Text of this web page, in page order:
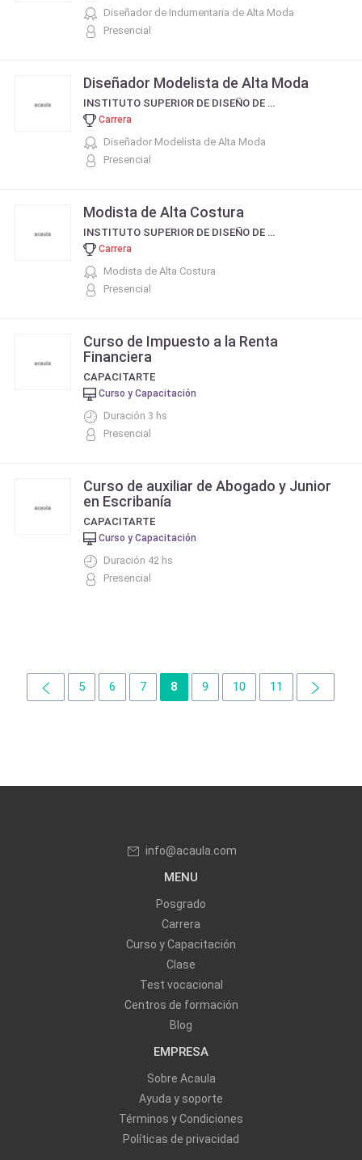
Diseñador de Indumentaria de Alta Moda
Presencial
Diseñador Modelista de Alta Moda
INSTITUTO SUPERIOR DE DISEÑO DE MODA Y BELLEZA INTEGRAL DE ROBERTO PIAZZA
Carrera
Diseñador Modelista de Alta Moda
Presencial
Modista de Alta Costura
INSTITUTO SUPERIOR DE DISEÑO DE MODA Y BELLEZA INTEGRAL DE ROBERTO PIAZZA
Carrera
Modista de Alta Costura
Presencial
Curso de Impuesto a la Renta
Financiera
CAPACITARTE
Curso y Capacitación
Duración 3 hs
Presencial
Curso de auxiliar de Abogado y Junior
en Escribanía
CAPACITARTE
Curso y Capacitación
Duración 42 hs
Presencial
5 6 7 8 9 10 11
info@acaula.com
MENU
Posgrado
Carrera
Curso y Capacitación
Clase
Test vocacional
Centros de formación
Blog
EMPRESA
Sobre Acaula
Ayuda y soporte
Términos y Condiciones
Políticas de privacidad